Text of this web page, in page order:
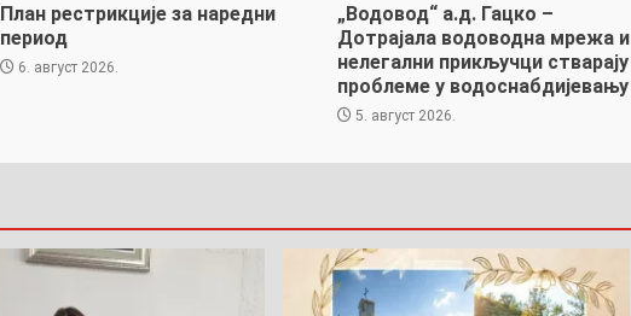
План рестрикције за наредни
период
6. август 2026.
„Водовод“ а.д. Гацко –
Дотрајала водоводна мрежа и
нелегални прикључци стварају
проблеме у водоснабдијевању
5. август 2026.